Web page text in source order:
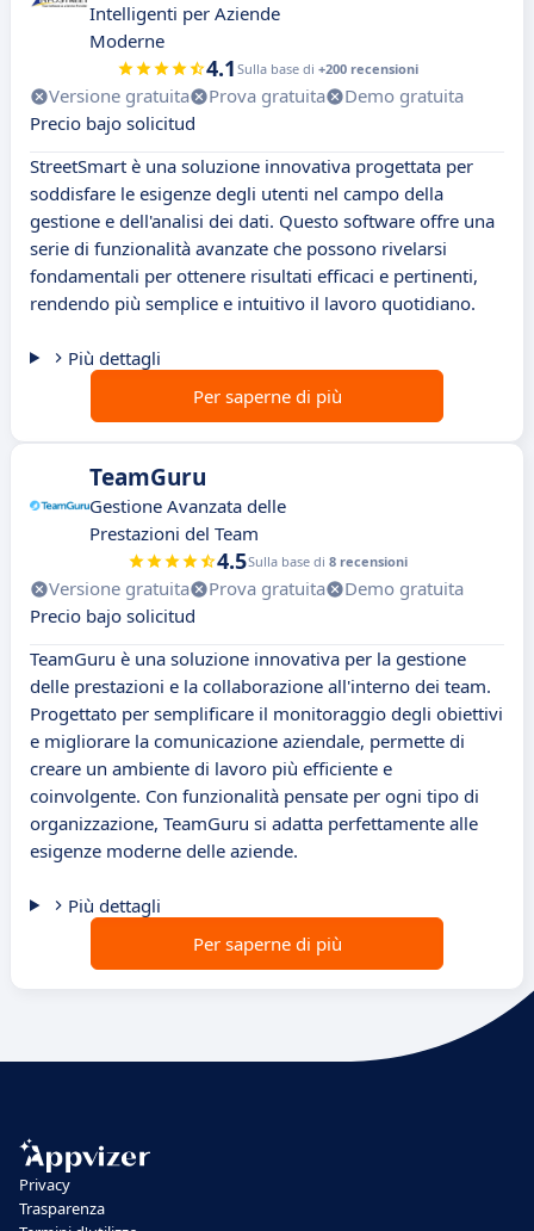
Intelligenti per Aziende
Moderne
4.1 Sulla base di +200 recensioni
Versione gratuita Prova gratuita
Demo gratuita
Precio bajo solicitud
StreetSmart è una soluzione innovativa progettata per
soddisfare le esigenze degli utenti nel campo della
gestione e dell'analisi dei dati. Questo software offre una
serie di funzionalità avanzate che possono rivelarsi
fondamentali per ottenere risultati efficaci e pertinenti,
rendendo più semplice e intuitivo il lavoro quotidiano.
Più dettagli
Per saperne di più
TeamGuru
Gestione Avanzata delle
Prestazioni del Team
4.5Sulla base di 8 recensioni
Versione gratuita Prova gratuita
Demo gratuita
Precio bajo solicitud
TeamGuru è una soluzione innovativa per la gestione
delle prestazioni e la collaborazione all'interno dei team.
Progettato per semplificare il monitoraggio degli obiettivi
e migliorare la comunicazione aziendale, permette di
creare un ambiente di lavoro più efficiente e
coinvolgente. Con funzionalità pensate per ogni tipo di
organizzazione, TeamGuru si adatta perfettamente alle
esigenze moderne delle aziende.
Più dettagli
Per saperne di più
Privacy
Trasparenza